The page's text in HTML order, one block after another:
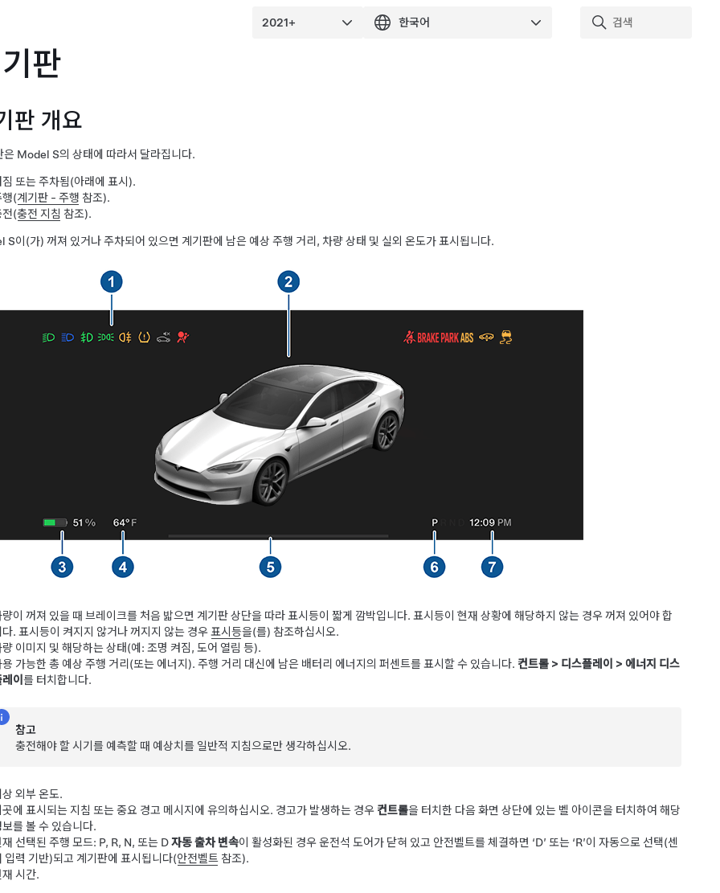
판
판 개요
은 Model S의 상태에 따라서 달라집니다.
짐 또는 주차됨(아래에 표시).
행(계기판 - 주행 참조).
전(충전 지침 참조).
S이(가) 꺼져 있거나 주차되어 있으면 계기판에 남은 예상 주행 거리, 차량 상태 및 실외 온도가 표시됩니다.
량이 꺼져 있을 때 브레이크를 처음 밟으면 계기판 상단을 따라 표시등이 짧게 깜박입니다. 표시등이 현재 상황에 해당하지 않는 경우 꺼져 있어야 합
다. 표시등이 켜지지 않거나 꺼지지 않는 경우표시등을(를) 참조하십시오.
량 이미지 및 해당하는 상태(예: 조명 켜짐, 도어 열림 등).
용 가능한 총 예상 주행 거리(또는 에너지). 주행 거리 대신에 남은 배터리 에너지의 퍼센트를 표시할 수 있습니다. 컨트롤 > 디스플레이 > 에너지 디스
이 를 터치합니다.
참고
충전해야 할 시기를 예측할 때 예상치를 일반적 지침으로만 생각하십시오.
상 외부 온도.
곳에 표시되는 지침 또는 중요 경고 메시지에 유의하십시오. 경고가 발생하는 경우 컨트롤을 터치한 다음 화면 상단에 있는 벨 아이콘을 터치하여 해당
보를 볼 수 있습니다.
재 선택된 주행 모드: P, R, N, 또는 D자동 출차 변속이 활성화된 경우 운전석 도어가 닫혀 있고 안전벨트를 체결하면 ‘D’ 또는 ‘R’이 자동으로 선택(센
입력 기반)되고 계기판에 표시됩니다(안전벨트 참조).
재 시간.